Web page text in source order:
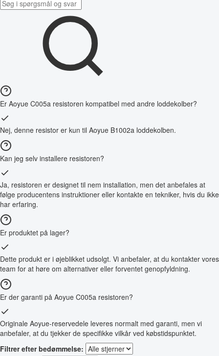
Er Aoyue C005a resistoren kompatibel med andre loddekolber?
Nej, denne resistor er kun til Aoyue B1002a loddekolben.
Kan jeg selv installere resistoren?
Ja, resistoren er designet til nem installation, men det anbefales at
følge producentens instruktioner eller kontakte en tekniker, hvis du ikke
har erfaring.
Er produktet på lager?
Dette produkt er i øjeblikket udsolgt. Vi anbefaler, at du kontakter vores
team for at høre om alternativer eller forventet genopfyldning.
Er der garanti på Aoyue C005a resistoren?
Originale Aoyue-reservedele leveres normalt med garanti, men vi
anbefaler, at du tjekker de specifikke vilkår ved købstidspunktet.
Filtrer efter bedømmelse: